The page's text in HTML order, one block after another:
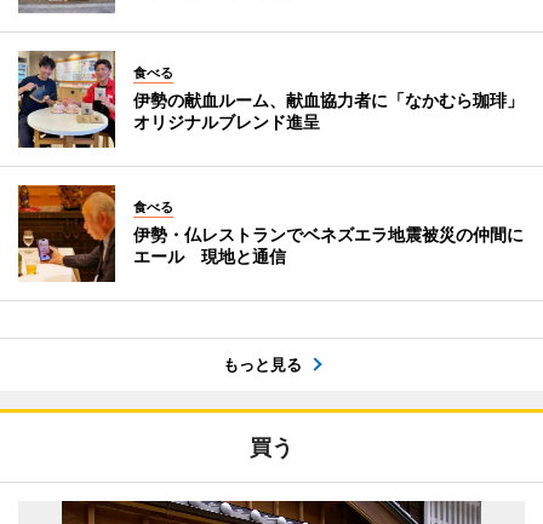
食べる
伊勢の献血ルーム、献血協力者に「なかむら珈琲」
オリジナルブレンド進呈
食べる
伊勢・仏レストランでベネズエラ地震被災の仲間に
エール 現地と通信
もっと見る
買う